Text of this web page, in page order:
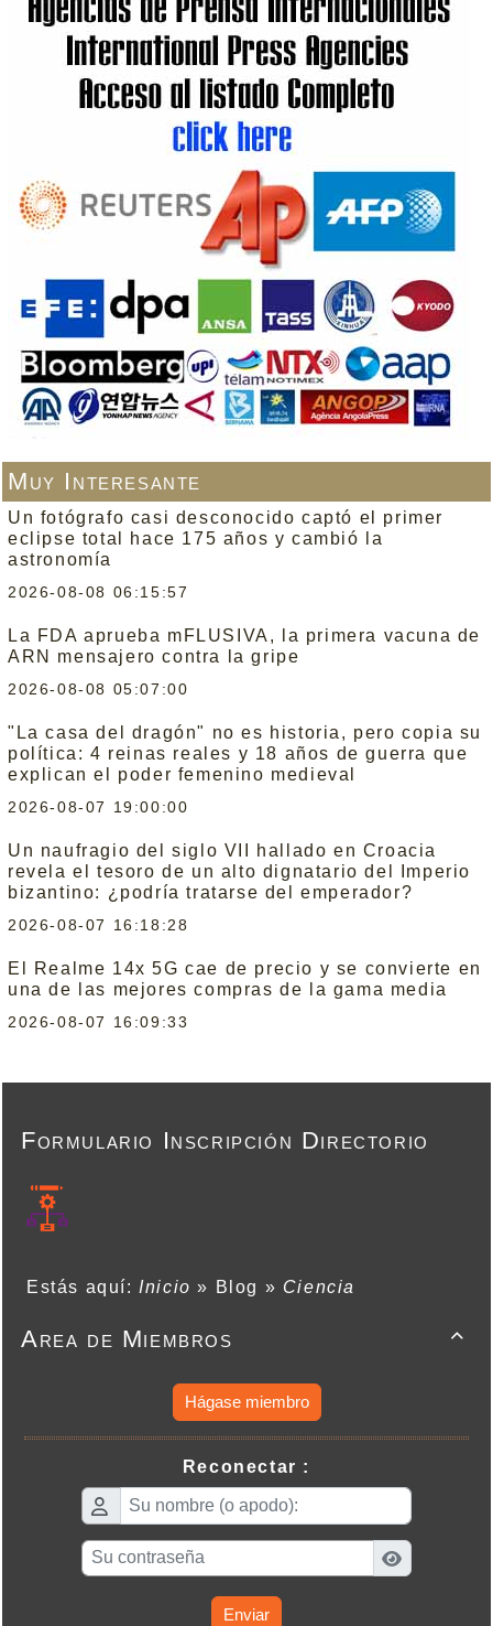
Muy Interesante
Un fotógrafo casi desconocido captó el primer
eclipse total hace 175 años y cambió la
astronomía
2026-08-08 06:15:57
La FDA aprueba mFLUSIVA, la primera vacuna de
ARN mensajero contra la gripe
2026-08-08 05:07:00
"La casa del dragón" no es historia, pero copia su
política: 4 reinas reales y 18 años de guerra que
explican el poder femenino medieval
2026-08-07 19:00:00
Un naufragio del siglo VII hallado en Croacia
revela el tesoro de un alto dignatario del Imperio
bizantino: ¿podría tratarse del emperador?
2026-08-07 16:18:28
El Realme 14x 5G cae de precio y se convierte en
una de las mejores compras de la gama media
2026-08-07 16:09:33
Formulario Inscripción Directorio
Estás aquí: Inicio» Blog » Ciencia

Area de Miembros
Hágase miembro
Reconectar :
Enviar